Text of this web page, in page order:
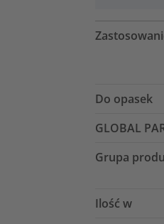
Do opasek
GLOBAL
Grupa
Ilość w